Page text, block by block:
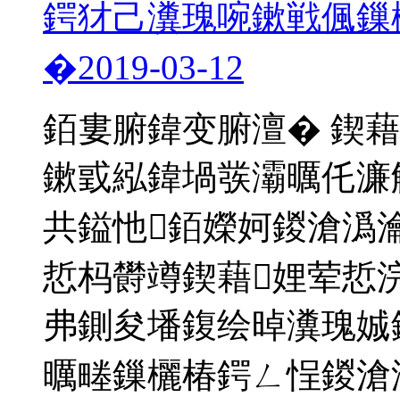
鍔犲己瀵瑰啘鏉戦偑
�2019-03-12
銆婁腑鍏变腑澶� 鍥
鏉戜紭鍏堝彂灞曞仛
共鎰忚銆嬫妸鍐滄潙
悊杩欎竴鍥藉娌荤悊
弗鍘夋墦鍑绘晫瀵瑰
曞畻鏁欐椿鍔ㄥ悜鍐